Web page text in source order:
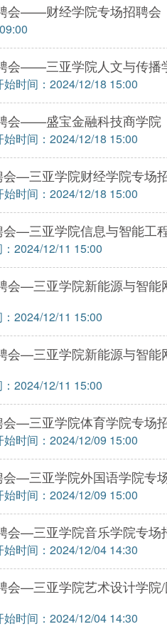
会——财经学院专场招聘会
会——三亚学院人文与传播
始时间：2024/12/18 15:00
会——盛宝金融科技商学院
始时间：2024/12/18 15:00
—三亚学院财经学院专场
始时间：2024/12/18 15:00
—三亚学院信息与智能工
2024/12/11 15:00
会—三亚学院新能源与智
2024/12/11 15:00
会—三亚学院新能源与智
2024/12/11 15:00
—三亚学院体育学院专场
始时间：2024/12/09 15:00
—三亚学院外国语学院专
始时间：2024/12/09 15:00
会—三亚学院音乐学院专场
始时间：2024/12/04 14:30
会—三亚学院艺术设计学
始时间：2024/12/04 14:30